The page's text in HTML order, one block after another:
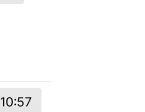
10:57